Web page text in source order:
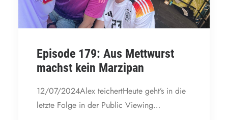
Episode 179: Aus Mettwurst
machst kein Marzipan
12/07/2024Alex teichertHeute geht’s in die
letzte Folge in der Public Viewing…